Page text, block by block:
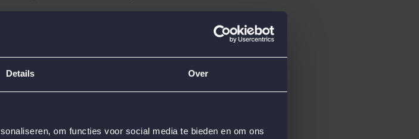
Details Over
om functies voor social media te bieden en om ons